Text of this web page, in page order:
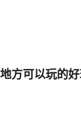
方可以玩的